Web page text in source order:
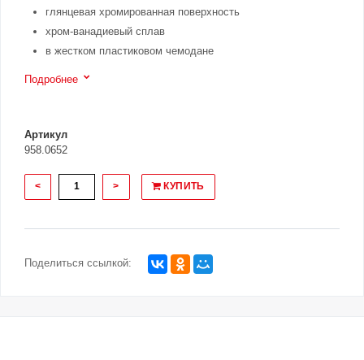
глянцевая хромированная поверхность
хром-ванадиевый сплав
в жестком пластиковом чемодане
Подробнее
Артикул
958.0652
< > КУПИТЬ
Поделиться ссылкой: